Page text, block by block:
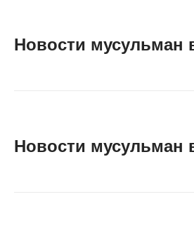
Новости мусульман
Новости мусульман